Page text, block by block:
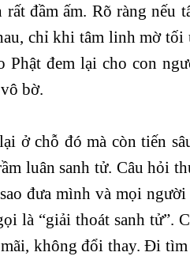
đầm ấm. Rõ ràng nếu
chỉ khi tâm linh mờ tối
Phật đem lại cho con
bờ.
ở chỗ đó mà còn tiến
luân sanh tử. Câu hỏi
đưa mình và mọi
là “giải thoát sanh tử”.
không đổi thay. Đi